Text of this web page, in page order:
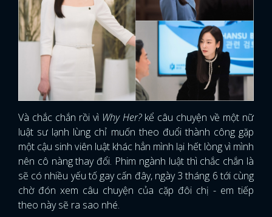
Và chắc chắn rồi vì Why Her? kể câu chuyện về một nữ
luật sư lạnh lùng chỉ muốn theo đuổi thành công gặp
một cậu sinh viên luật khác hẳn mình lại hết lòng vì mình
nên cô nàng thay đổi. Phim ngành luật thì chắc chắn là
sẽ có nhiều yếu tố gay cấn đây, ngày 3 tháng 6 tới cùng
chờ đón xem câu chuyện của cặp đôi chị - em tiếp
theo này sẽ ra sao nhé.